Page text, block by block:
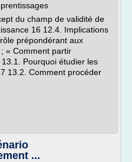
du champ de validité de
16 12.4. Implications
prépondérant aux
« Comment partir
Pourquoi étudier les
13.2. Comment procéder
...